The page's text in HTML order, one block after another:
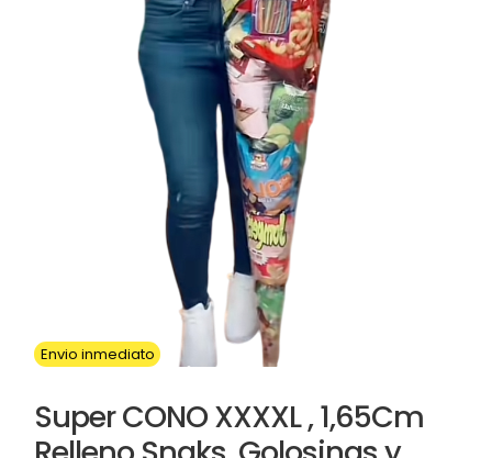
Envio inmediato
Super CONO XXXXL , 1,65Cm